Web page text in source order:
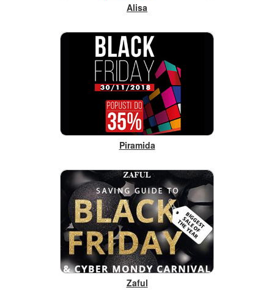
Alisa
Piramida
Zaful